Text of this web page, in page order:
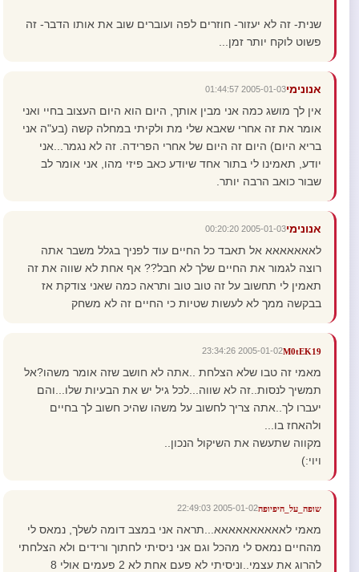
שנית- זה לא יעזור- חוזרים לפה ועוברים שוב את אותו הדבר- זה
פשוט לוקח יותר זמן...
אנונימי2005-01-03 01:44:57
אין לך מושג כמה אני מבין אותך, היום הוא היום העצוב בחיי ואני
אומר את זה אחרי שאבא שלי מת ולקיתי במחלה קשה (בע"ה אני
בריא היום) היום זה היום של אחרי הפרידה. זה לא נגמר...אני
יודע, תאמינו לי בתור אחד שיודע כאב פיזי מהו, אני אומר לב
שבור כואב הרבה יותר.
אנונימי2005-01-03 00:20:20
לאאאאאאא אל תאבד כל החיים עוד לפניך בגלל משבר אתה
רוצה לגמור את החיים שלך לא חבל?? אף אחת לא שווה את זה
תאמין לי תחשוב על זה טוב טוב ותראה כמה שאני צודקת אז
בבקשה ממך לא לעשות שטיות כי החיים זה לא משחק
M0tEK19
2005-01-02 23:34:26
מאמי זה טבו שלא הצלחת ..אתה לא חושב שזה אומר משהו?אל
תמשיך לנסות..זה לא שווה...לכל גיל יש את הבעיות שלו...והם
יעברו לך..אתה צריך לחשוב על משהו שהיכ חשוב לך בחיים
ולהאחז בו...
מקווה שתעשה את השיקול הנכון..
ויוי:)
שופה_על_היפיופה2005-01-02 22:49:03
מאמי לאאאאאאאאאא...תראה אני במצב דומה לשלך, נמאס לי
מהחיים נמאס לי מהכל וגם אני ניסיתי לחתוך ורידים ולא הצלחתי
להרוג את עצמי..וניסיתי לא פעם אחת לא 2 פעמים אולי 8